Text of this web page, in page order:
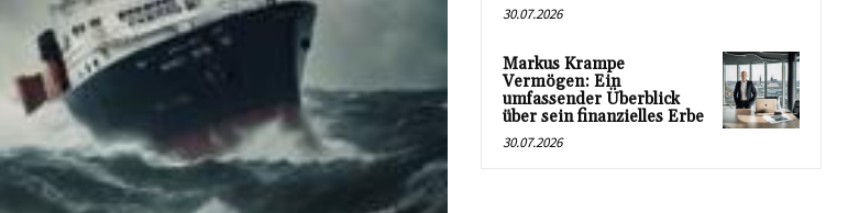
30.07.2026
Markus Krampe
Vermögen: Ein
umfassender Überblick
über sein finanzielles Erbe
30.07.2026